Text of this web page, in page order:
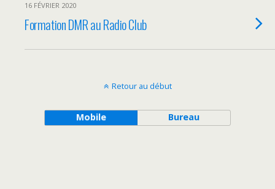
16 FÉVRIER 2020
Formation DMR au Radio Club
Retour au début
Mobile Bureau